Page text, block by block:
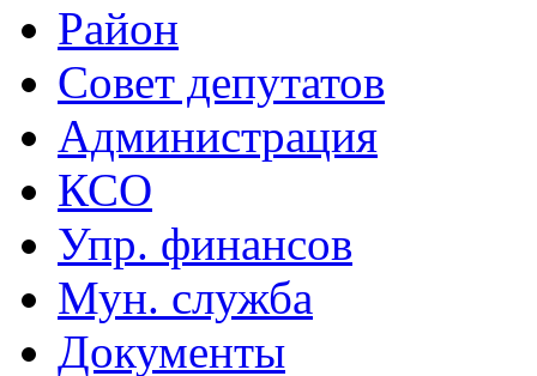
Район
Совет депутатов
Администрация
КСО
Упр. финансов
Мун. служба
Документы